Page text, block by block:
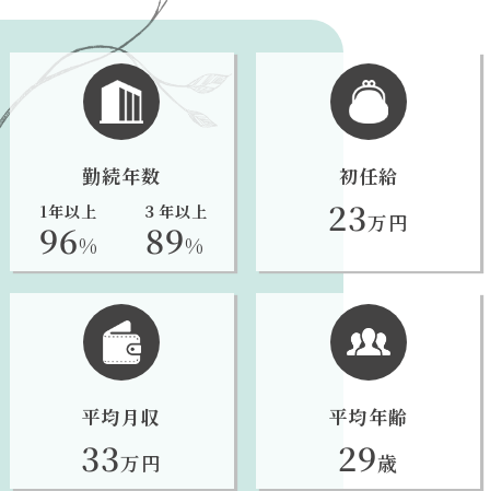
勤続年数
1年以上
96%
３年以上
89%
初任給
23万円
平均月収
33万円
平均年齢
29歳